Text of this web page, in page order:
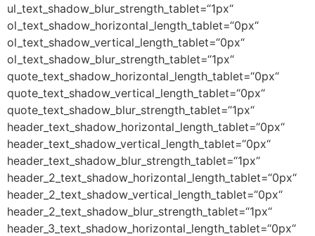
ul_text_shadow_blur_strength_tablet=“1px“
ol_text_shadow_horizontal_length_tablet=“0px“
ol_text_shadow_vertical_length_tablet=“0px“
ol_text_shadow_blur_strength_tablet=“1px“
quote_text_shadow_horizontal_length_tablet=“0px“
quote_text_shadow_vertical_length_tablet=“0px“
quote_text_shadow_blur_strength_tablet=“1px“
header_text_shadow_horizontal_length_tablet=“0px“
header_text_shadow_vertical_length_tablet=“0px“
header_text_shadow_blur_strength_tablet=“1px“
header_2_text_shadow_horizontal_length_tablet=“0px“
header_2_text_shadow_vertical_length_tablet=“0px“
header_2_text_shadow_blur_strength_tablet=“1px“
header_3_text_shadow_horizontal_length_tablet=“0px“